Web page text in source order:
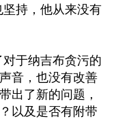
持，他从来没有
于纳吉布贪污的
音，也没有改善
出了新的问题，
以及是否有附带